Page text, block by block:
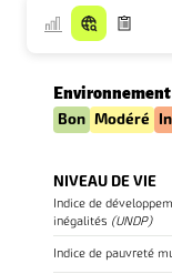
Environnement
Bon Modéré
NIVEAU DE VIE
Indice de
inégalités (UNDP)
Indice de pauvreté